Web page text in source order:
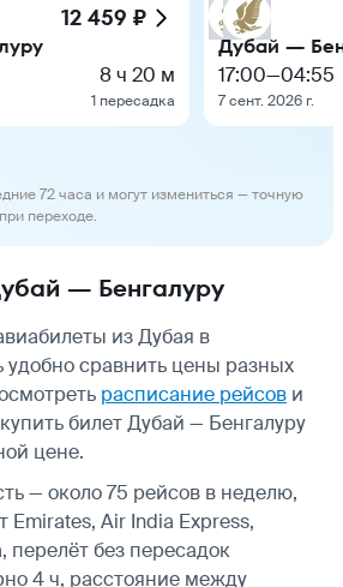
12 459 ₽
8 ч 20 м
1 пересадка
Дубай —
17:00—04:55
7 сент. 2026 г.
72 часа и могут измениться — точную
переходе.
— Бенгалуру
из Дубая в
удобно сравнить цены разных
расписание рейсов и
билет Дубай — Бенгалуру
цене.
— около 75 рейсов в неделю,
Air India Express,
перелёт без пересадок
4 ч, расстояние между